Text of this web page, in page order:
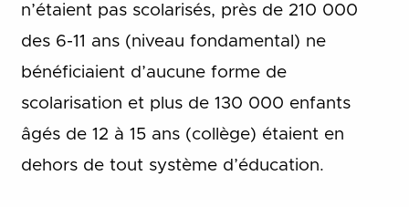
n’étaient pas scolarisés, près de 210 000
des 6-11 ans (niveau fondamental) ne
bénéficiaient d’aucune forme de
scolarisation et plus de 130 000 enfants
âgés de 12 à 15 ans (collège) étaient en
dehors de tout système d’éducation.